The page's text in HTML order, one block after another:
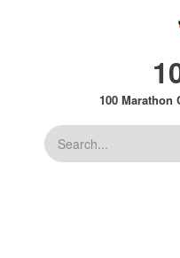
100 Marathon
Suche